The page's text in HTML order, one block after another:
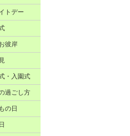
トデー
彼岸
・入園式
過ごし方
の日